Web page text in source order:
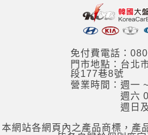
免付費電話：
門市地點：台北
段177巷8號
營業時間：週一
週六
週日及國
本網站各網頁內之產品商標，產